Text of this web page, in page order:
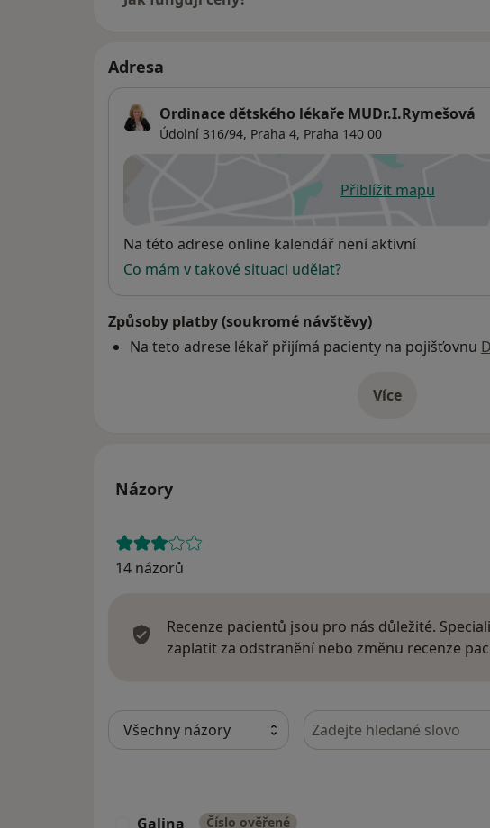
Adresa
Ordinace dětského lékaře MUDr.I.Rymešová
Údolní 316/94, Praha 4, Praha 140 00
Přiblížit mapu
se otevře v
Dostupnost
Na této adrese online kalendář není aktivní
Co mám v takové situaci udělat?
Způsoby platby (soukromé návštěvy)
Na teto adrese lékař přijímá pacienty na pojišťovnu
Víceo adrese
Názory
14 názorů
Recenze pacientů jsou pro nás důležité.
zaplatit za odstranění nebo změnu recenze
Hledejte v názorech
Galina Číslo ověřené